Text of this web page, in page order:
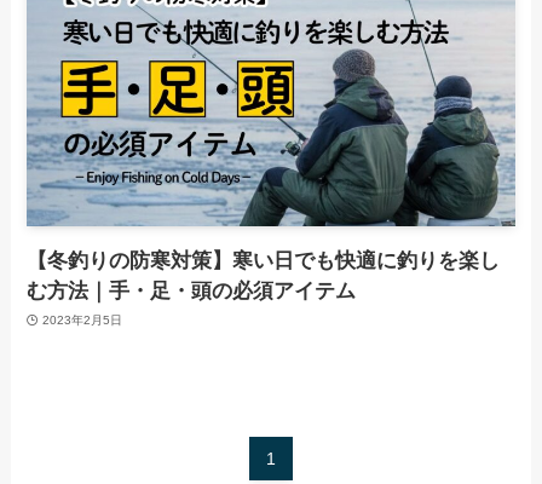
【冬釣りの防寒対策】寒い日でも快適に釣りを楽し
む方法｜手・足・頭の必須アイテム
2023年2月5日
1